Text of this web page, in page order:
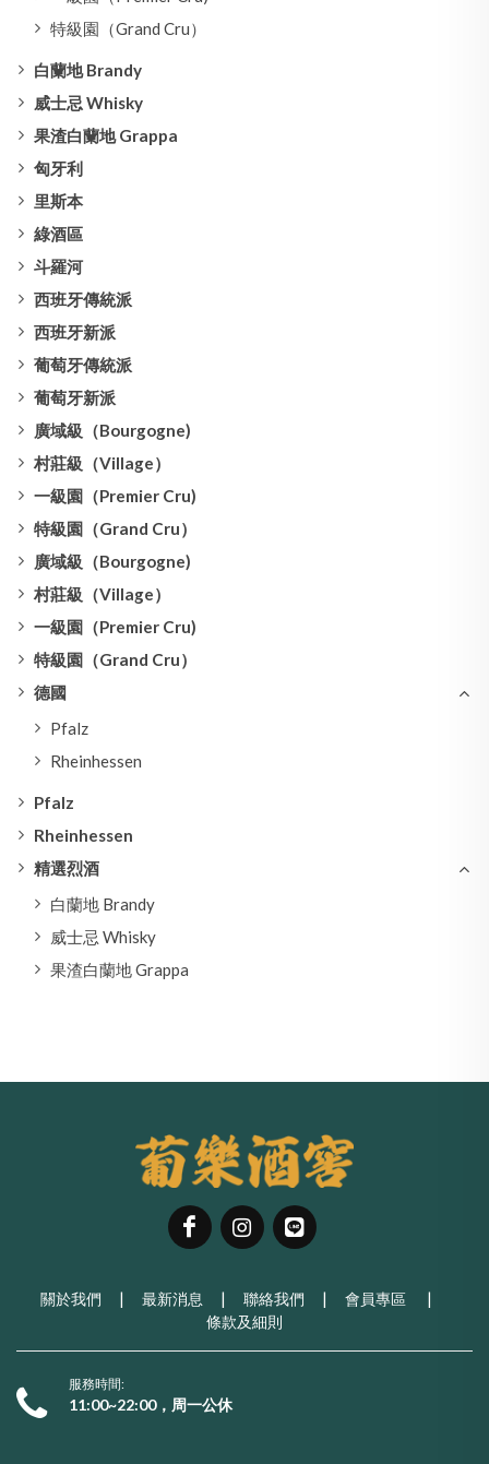
特級園（Grand Cru）
白蘭地 Brandy
威士忌 Whisky
果渣白蘭地 Grappa
匈牙利
里斯本
綠酒區
斗羅河
西班牙傳統派
西班牙新派
葡萄牙傳統派
葡萄牙新派
廣域級（Bourgogne)
村莊級（Village）
一級園（Premier Cru)
特級園（Grand Cru）
廣域級（Bourgogne)
村莊級（Village）
一級園（Premier Cru)
特級園（Grand Cru）
德國
Pfalz
Rheinhessen
Pfalz
Rheinhessen
精選烈酒
白蘭地 Brandy
威士忌 Whisky
果渣白蘭地 Grappa
關於我們 | 最新消息 | 聯絡我們 | 會員專區
|
條款及細則
服務時間:
11:00~22:00，周一公休